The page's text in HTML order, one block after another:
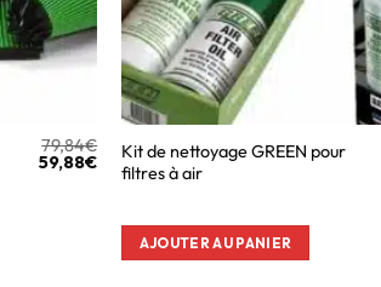
79,84€
59,88€
Kit de nettoyage GREEN pour
filtres à air
AJOUTER AU PANIER